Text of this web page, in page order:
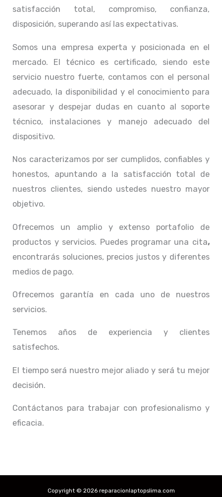
satisfacción total, compromiso, confianza,
disposición, superando así las expectativas.
Somos una empresa experta y posicionada en el
mercado. El técnico es certificado, siendo este
servicio nuestro fuerte, contamos con el personal
adecuado, la disponibilidad y el conocimiento para
asesorar y despejar dudas en cuanto al soporte
técnico, instalaciones y manejo adecuado del
dispositivo.
Nos caracterizamos por ser cumplidos, confiables y
honestos, apuntando a la satisfacción total de
nuestros clientes, siendo ustedes nuestro mayor
objetivo.
Ofrecemos un amplio y extenso portafolio de
productos y servicios. Puedes programar una cita,
encontrarás soluciones, precios justos y diferentes
medios de pago.
Ofrecemos garantía en cada uno de nuestros
servicios.
Tenemos años de experiencia y clientes
satisfechos.
El tiempo será nuestro mejor aliado y será tu mejor
decisión.
Contáctanos para trabajar con profesionalismo y
eficacia.
Copyright © 2026 reparacionlaptopslima.com